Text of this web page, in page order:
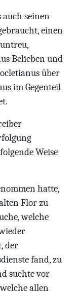
seinen
einen
Belieben und
über
im Gegenteil
Weise
hatte,
Flor zu
welche
der
fand, zu
suchte vor
allen